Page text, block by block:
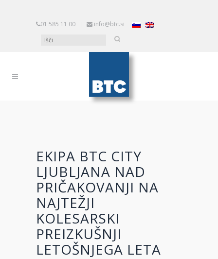
01 585 11 00 | info@btc.si
EKIPA BTC CITY
LJUBLJANA NAD
PRIČAKOVANJI NA
NAJTEŽJI
KOLESARSKI
PREIZKUŠNJI
LETOŠNJEGA LETA